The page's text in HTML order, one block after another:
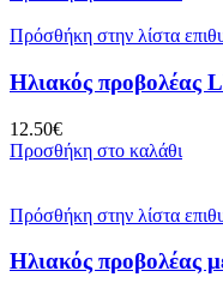
Πρόσθήκη στην λίστα
Ηλιακός
12.50€
Προσθήκη στο καλάθι
Πρόσθήκη στην λίστα
Ηλιακός προβολέας